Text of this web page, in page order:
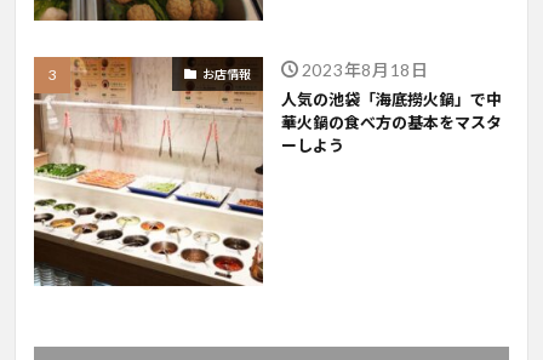
お店情報 2023年8月18日
人気の池袋「海底撈火鍋」で中
華火鍋の食べ方の基本をマスタ
ーしよう